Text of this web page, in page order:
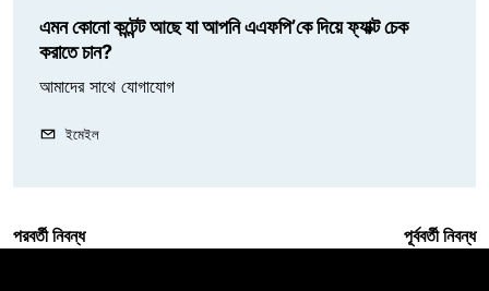
এমন কোনো কন্টেন্ট আছে যা আপনি এএফপি’কে দিয়ে ফ্যাক্ট চেক
করাতে চান?
আমাদের সাথে যোগাযোগ
ইমেইল
পরবর্তী নিবন্ধ পূর্ববর্তী নিবন্ধ